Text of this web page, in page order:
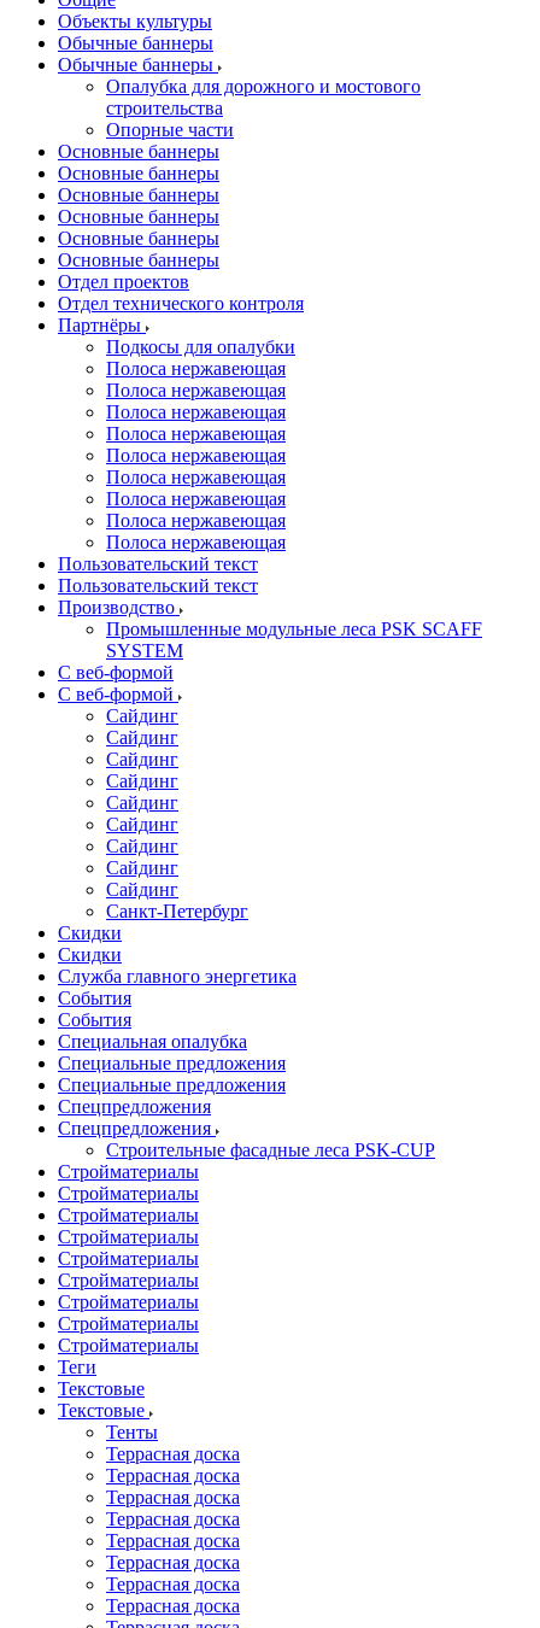
Объекты культуры
Обычные баннеры
Обычные баннеры
Опалубка для дорожного и мостового
строительства
Опорные части
Основные баннеры
Основные баннеры
Основные баннеры
Основные баннеры
Основные баннеры
Основные баннеры
Отдел проектов
Отдел технического контроля
Партнёры
Подкосы для опалубки
Полоса нержавеющая
Полоса нержавеющая
Полоса нержавеющая
Полоса нержавеющая
Полоса нержавеющая
Полоса нержавеющая
Полоса нержавеющая
Полоса нержавеющая
Полоса нержавеющая
Пользовательский текст
Пользовательский текст
Производство
Промышленные модульные леса PSK SCAFF
SYSTEM
С веб-формой
С веб-формой
Сайдинг
Сайдинг
Сайдинг
Сайдинг
Сайдинг
Сайдинг
Сайдинг
Сайдинг
Сайдинг
Санкт-Петербург
Скидки
Скидки
Служба главного энергетика
События
События
Специальная опалубка
Специальные предложения
Специальные предложения
Спецпредложения
Спецпредложения
Строительные фасадные леса PSK-CUP
Стройматериалы
Стройматериалы
Стройматериалы
Стройматериалы
Стройматериалы
Стройматериалы
Стройматериалы
Стройматериалы
Стройматериалы
Теги
Текстовые
Текстовые
Тенты
Террасная доска
Террасная доска
Террасная доска
Террасная доска
Террасная доска
Террасная доска
Террасная доска
Террасная доска